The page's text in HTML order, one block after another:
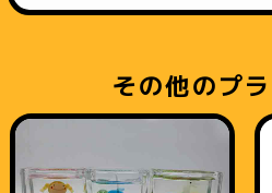
その他のプ